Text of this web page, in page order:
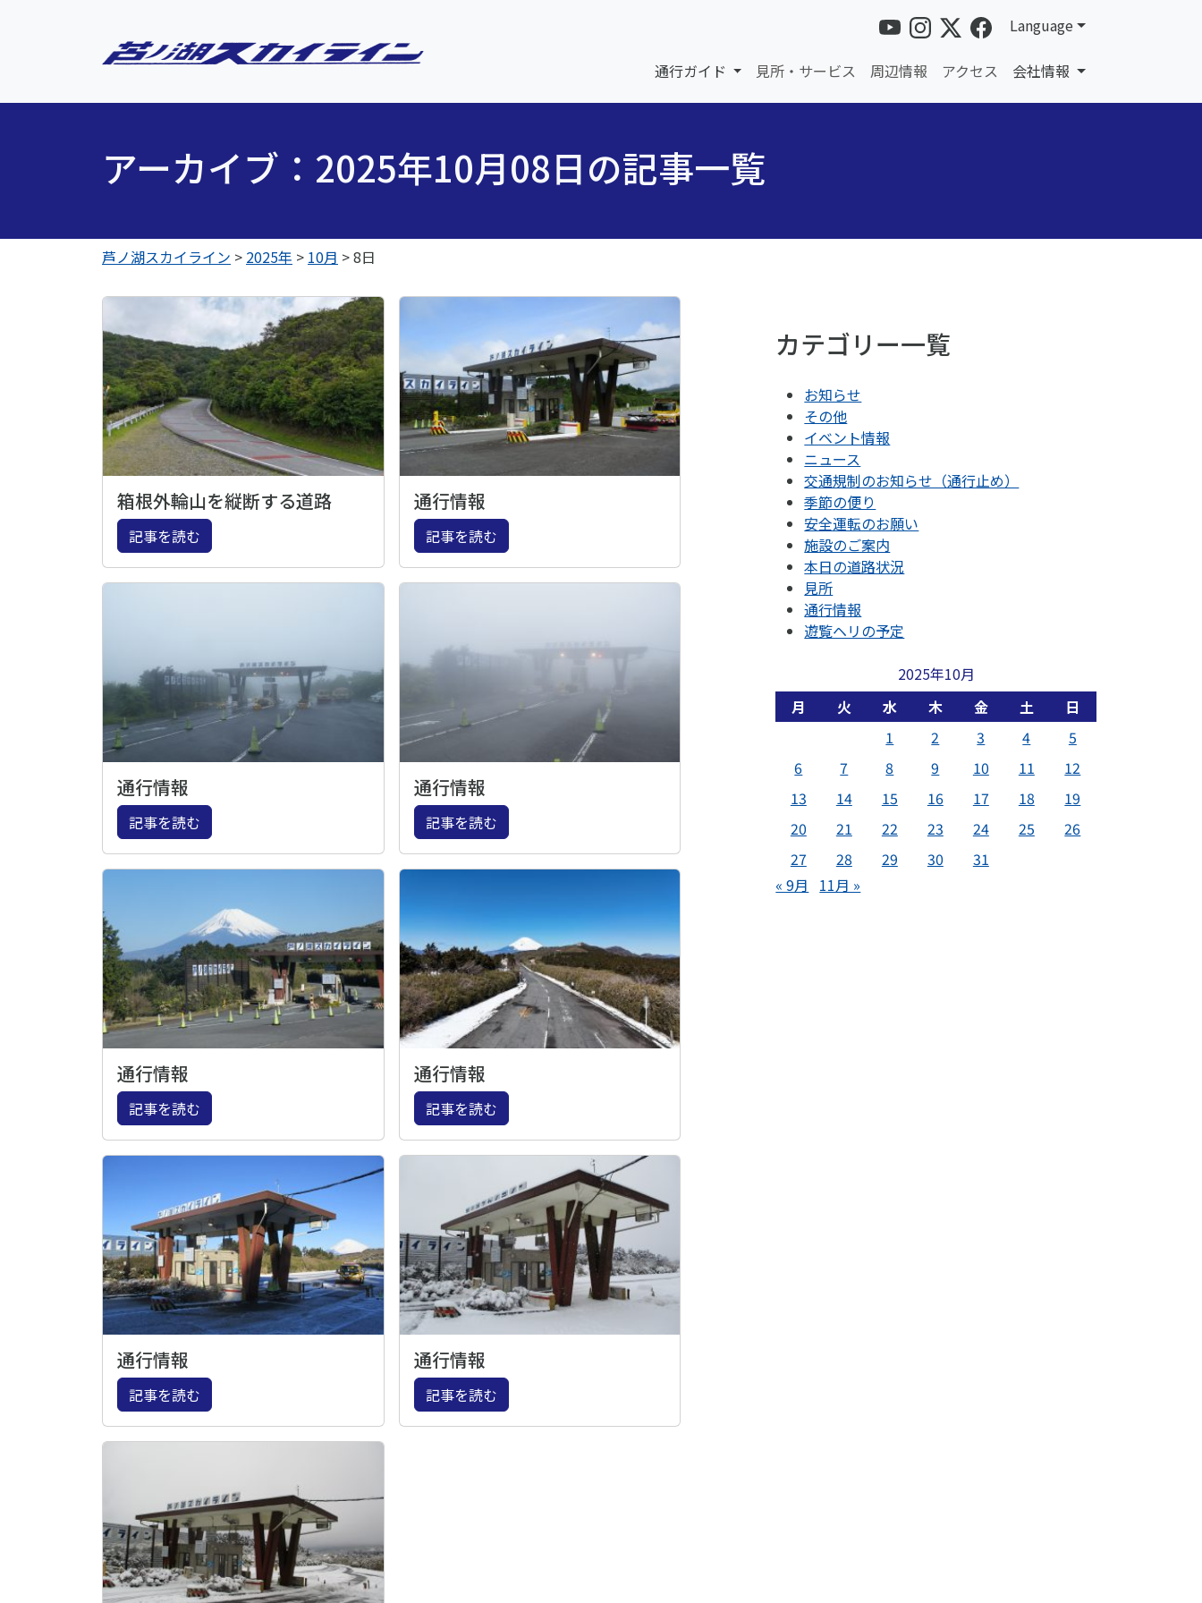
Language
通行ガイド 見所・サービス 周辺情報 アクセス 会社情報
アーカイブ：2025年10月08日の記事一覧
芦ノ湖スカイライン > 2025年 > 10月 >8日
箱根外輪山を縦断する道路
記事を読む
通行情報
記事を読む
通行情報
記事を読む
通行情報
記事を読む
通行情報
記事を読む
通行情報
記事を読む
通行情報
記事を読む
通行情報
記事を読む
カテゴリー一覧
お知らせ
その他
イベント情報
ニュース
交通規制のお知らせ（通行止め）
季節の便り
安全運転のお願い
施設のご案内
本日の道路状況
見所
通行情報
遊覧ヘリの予定
2025年10月
月
火 水 木 金 土
日
1
2 3 4
5
6
7 8 9 10 11
12
13
14 15 16 17 18
19
20
21 22 23 24 25
26
27
28 29 30
31
« 9月
11月 »